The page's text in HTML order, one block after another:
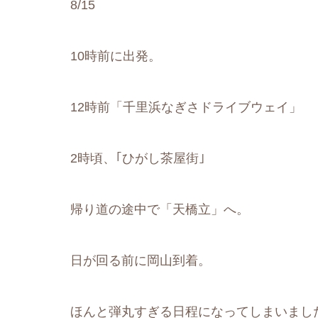
8/15
10時前に出発。
12時前「千里浜なぎさドライブウェイ」
2時頃、｢ひがし茶屋街｣
帰り道の途中で「天橋立」へ。
日が回る前に岡山到着。
ほんと弾丸すぎる日程になってしまいまし